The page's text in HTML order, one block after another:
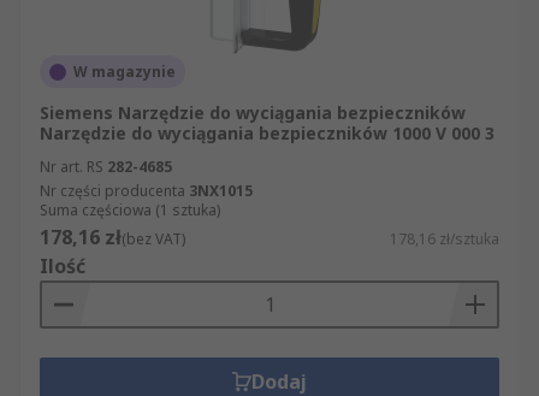
W magazynie
Siemens Narzędzie do wyciągania bezpieczników
Narzędzie do wyciągania bezpieczników 1000 V 000 3
Nr art. RS 282-4685
Nr części producenta 3NX1015
Suma częściowa (1 sztuka)
178,16 zł(bez VAT) 178,16 zł/sztuka
Ilość
Dodaj